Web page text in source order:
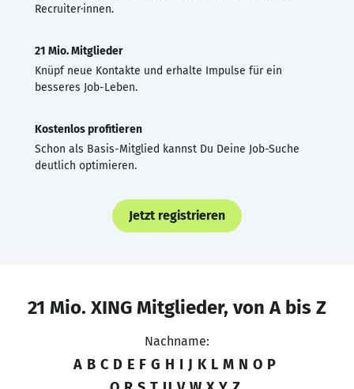
Recruiter·innen.
21 Mio. Mitglieder
Knüpf neue Kontakte und erhalte Impulse für ein
besseres Job-Leben.
Kostenlos profitieren
Schon als Basis-Mitglied kannst Du Deine Job-Suche
deutlich optimieren.
Jetzt registrieren
21 Mio. XING Mitglieder, von A bis Z
Nachname:
A B C D E F G H I J K L M N O P